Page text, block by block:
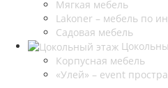
Мягкая мебель
Lakoner – мебель по
Садовая мебель
Корпусная мебель
«Улей» – event